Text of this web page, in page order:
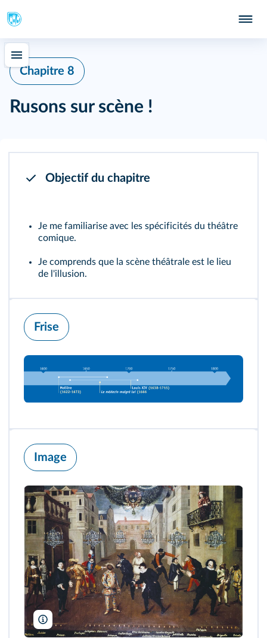
Chapitre 8
Rusons sur scène !
Objectif du chapitre
Je me familiarise avec les spécificités du théâtre
comique.
Je comprends que la scène théâtrale est le lieu
de l'illusion.
Frise
Image
De Agostini Picture Library/Akg